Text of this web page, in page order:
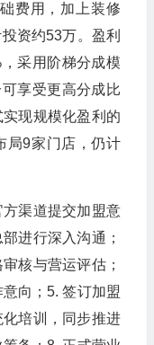
费用，加上装修
资约53万。盈利
采用阶梯分成模
享受更高分成比
现规模化盈利的
局9家门店，仍计
渠道提交加盟意
进行深入沟通；
核与营运评估；
向；5. 签订加盟
培训，同步推进